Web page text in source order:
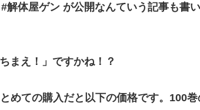
体屋ゲン が公開なんていう記事も書
まえ！」ですかね！？
めての購入だと以下の価格です。100巻